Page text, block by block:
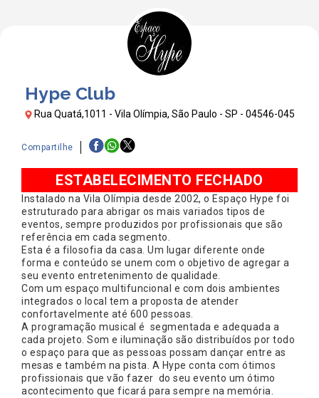
Hype Club
Rua Quatá,1011 - Vila Olímpia, São Paulo - SP - 04546-045
Compartilhe
ESTABELECIMENTO FECHADO
Instalado na Vila Olímpia desde 2002, o Espaço Hype foi
estruturado para abrigar os mais variados tipos de
eventos, sempre produzidos por profissionais que são
referência em cada segmento.
Esta é a filosofia da casa. Um lugar diferente onde
forma e conteúdo se unem com o objetivo de agregar a
seu evento entretenimento de qualidade.
Com um espaço multifuncional e com dois ambientes
integrados o local tem a proposta de atender
confortavelmente até 600 pessoas.
A programação musical é segmentada e adequada a
cada projeto. Som e iluminação são distribuídos por todo
o espaço para que as pessoas possam dançar entre as
mesas e também na pista. A Hype conta com ótimos
profissionais que vão fazer do seu evento um ótimo
acontecimento que ficará para sempre na memória.